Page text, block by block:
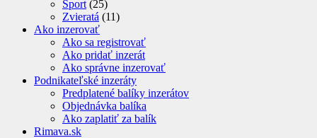
Šport (25)
Zvieratá (11)
Ako inzerovať
Ako sa registrovať
Ako pridať inzerát
Ako správne inzerovať
Podnikateľské inzeráty
Predplatené balíky inzerátov
Objednávka balíka
Ako zaplatiť za balík
Rimava.sk